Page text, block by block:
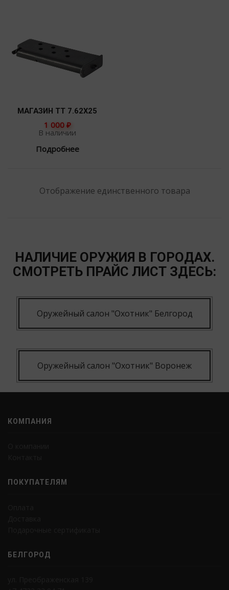
МАГАЗИН ТТ 7.62Х25
1 000 ₽
В наличии
Подробнее
Отображение единственного товара
НАЛИЧИЕ ОРУЖИЯ В ГОРОДАХ.
СМОТРЕТЬ ПРАЙС ЛИСТ ЗДЕСЬ:
Оружейный салон "Охотник" Белгород
Оружейный салон "Охотник" Воронеж
КОМПАНИЯ
ПОКУПАТЕЛЯМ
БЕЛГОРОД